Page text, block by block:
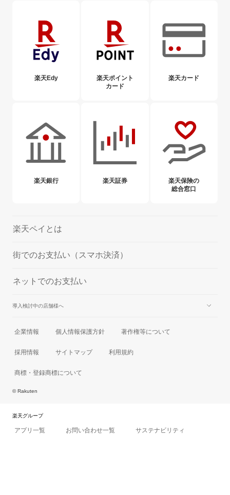
楽天Edy
楽天ポイント
カード
楽天カード
楽天銀行 楽天証券
楽天保険の
総合窓口
楽天ペイとは
街でのお支払い（スマホ決済）
ネットでのお支払い
導入検討中の店舗様へ
実店舗での決済
オンラインでの決済
企業情報 個人情報保護方針 著作権等について
採用情報 サイトマップ 利用規約
商標・登録商標について
© Rakuten
楽天グループ
アプリ一覧 お問い合わせ一覧 サステナビリティ